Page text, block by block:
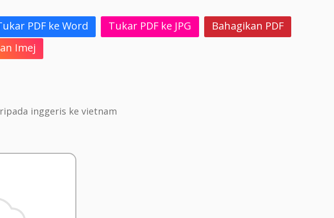
PDF ke Word Tukar PDF ke JPG
Bahagikan PDF
Imej
inggeris ke vietnam